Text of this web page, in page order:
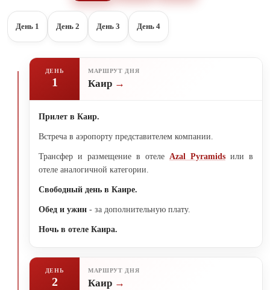
День 1 День 2 День 3 День 4
ДЕНЬ
1
МАРШРУТ ДНЯ
Каир
Прилет в Каир.
Встреча в аэропорту представителем компании.
Трансфер и размещение в отеле Azal Pyramids или в
отеле аналогичной категории.
Свободный день в Каире.
Обед и ужин - за дополнительную плату.
Ночь в отеле Каира.
ДЕНЬ
2
МАРШРУТ ДНЯ
Каир